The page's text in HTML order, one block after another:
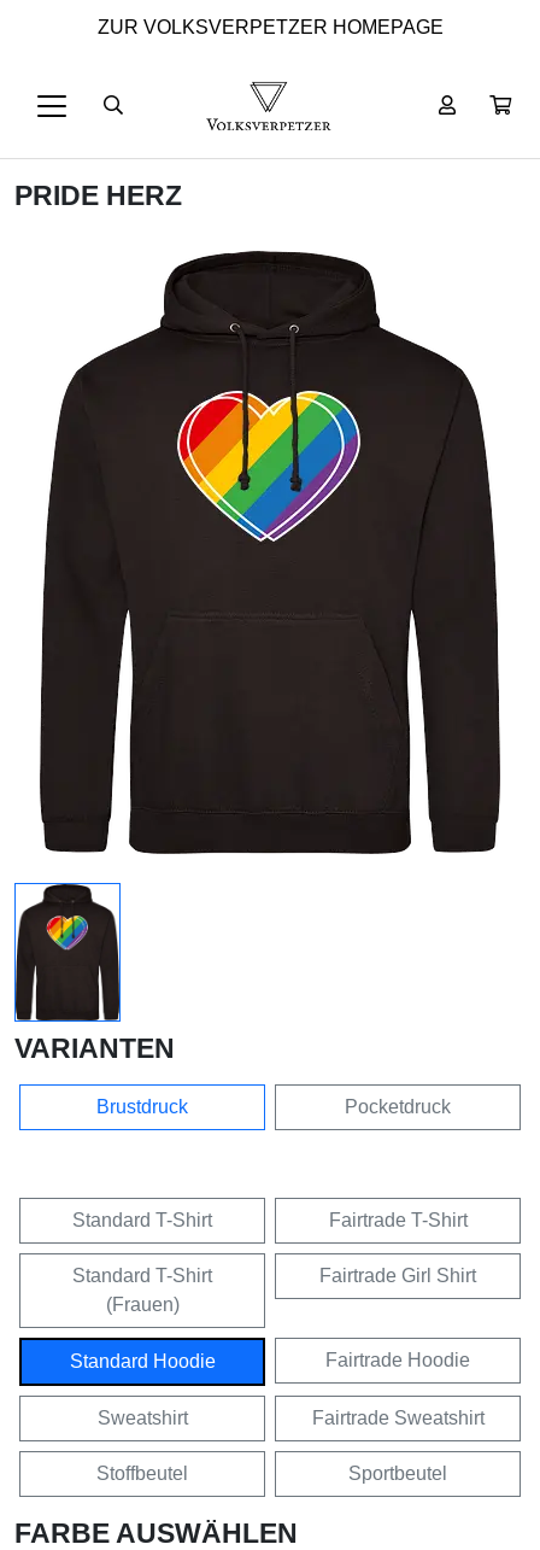
ZUR VOLKSVERPETZER HOMEPAGE
PRIDE HERZ
VARIANTEN
Brustdruck Pocketdruck
Standard T-Shirt Fairtrade T-Shirt
Standard T-Shirt
(Frauen)
Fairtrade Girl Shirt
Standard Hoodie Fairtrade Hoodie
Sweatshirt Fairtrade Sweatshirt
Stoffbeutel Sportbeutel
FARBE AUSWÄHLEN